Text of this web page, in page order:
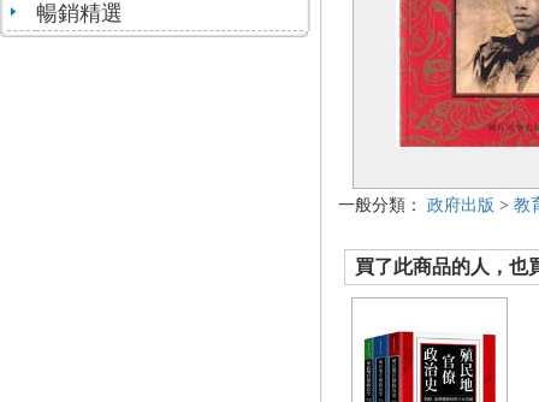
暢銷精選
一般分類： 政府出版 > 教
買了此商品的人，也